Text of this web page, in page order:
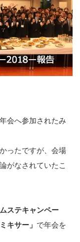
会へ参加されたみ
ったですが、会場
がなされていたこ
ステキャンペー
キサー」 で年会を